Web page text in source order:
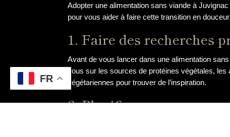
Adopter une alimentation sans viande à
pour vous aider à faire cette transition en douceur.
1. Faire des recherches
Avant de vous lancer dans une alimentation
vous sur les sources de protéines végétales,
végétariennes pour trouver de l’inspiration.
2. Planifier vos repas
FR